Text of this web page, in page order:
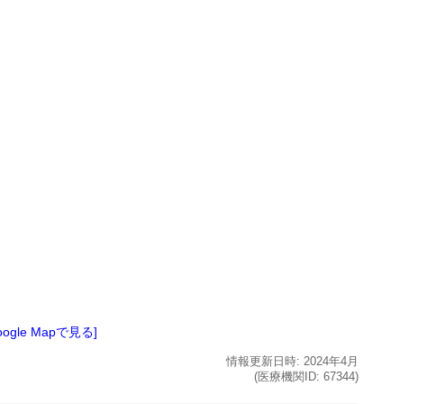
Mapで見る]
情報更新日時: 2024年4月
(医療機関ID: 67344)